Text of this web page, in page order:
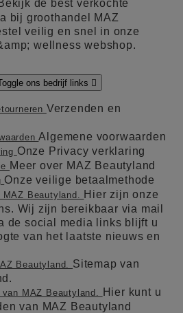
Bekijk de best verkochte
bij groothandel MAZ
veilig en snel in onze
wellness webshop.
ons bedrijf links 
Verzenden en
Algemene voorwaarden
Onze Privacy verklaring
Meer over MAZ Beautyland
Onze veilige betaalmethode
Beautyland.
Hier zijn onze
Wij zijn bereikbaar via mail
de social media links blijft u
van het laatste nieuws en
Beautyland. Sitemap van
MAZ Beautyland.
Hier kunt u
van MAZ Beautyland